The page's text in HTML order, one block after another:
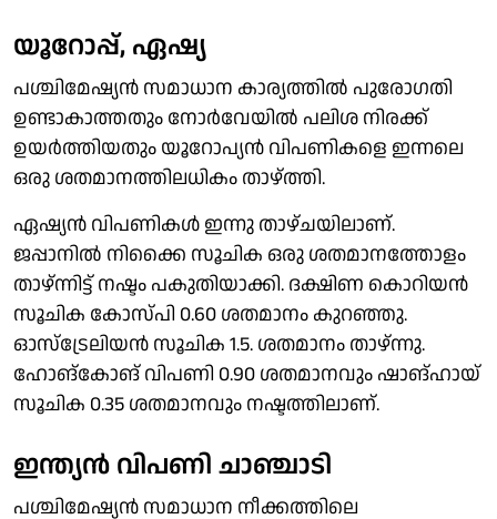
യൂറോപ്പ്, ഏഷ്യ
പശ്ചിമേഷ്യന്‍ സമാധാന കാര്യത്തില്‍ പുരോഗതി
ഉണ്ടാകാത്തതും നോര്‍വേയില്‍ പലിശ നിരക്ക്
ഉയര്‍ത്തിയതും യൂറോപ്യന്‍ വിപണികളെ ഇന്നലെ
ഒരു ശതമാനത്തിലധികം താഴ്ത്തി.
ഏഷ്യന്‍ വിപണികള്‍ ഇന്നു താഴ്ചയിലാണ്.
ജപ്പാനില്‍ നിക്കൈ സൂചിക ഒരു ശതമാനത്തോളം
താഴ്ന്നിട്ട് നഷ്ടം പകുതിയാക്കി. ദക്ഷിണ കൊറിയന്‍
സൂചിക കോസ്പി 0.60 ശതമാനം കുറഞ്ഞു.
ഓസ്‌ട്രേലിയന്‍ സൂചിക 1.5. ശതമാനം താഴ്ന്നു.
ഹോങ്‌കോങ് വിപണി 0.90 ശതമാനവും ഷാങ്ഹായ്
സൂചിക 0.35 ശതമാനവും നഷ്ടത്തിലാണ്.
ഇന്ത്യന്‍ വിപണി ചാഞ്ചാടി
പശ്ചിമേഷ്യന്‍ സമാധാന നീക്കത്തിലെ